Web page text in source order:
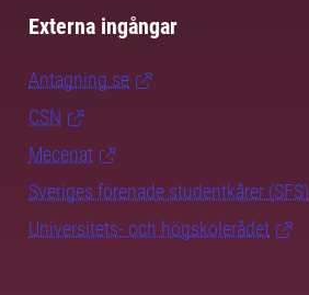
Externa ingångar
Antagning.se
CSN
Mecenat
Sveriges förenade studentkårer (SFS)
Universitets- och högskolerådet